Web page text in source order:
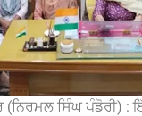
(ਨਿਰਮਲ ਸਿੰਘ ਪੰਡੋਰੀ) :